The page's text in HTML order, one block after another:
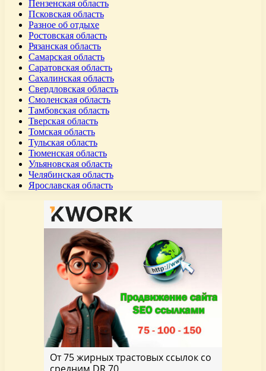
Пензенская область
Псковская область
Разное об отдыхе
Ростовская область
Рязанская область
Самарская область
Саратовская область
Сахалинская область
Свердловская область
Смоленская область
Тамбовская область
Тверская область
Томская область
Тульская область
Тюменская область
Ульяновская область
Челябинская область
Ярославская область